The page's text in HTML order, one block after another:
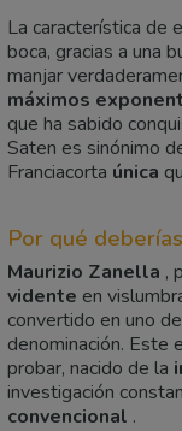
La característica de
boca, gracias a una
manjar
máximos
que ha sabido
Saten es sinónimo
Franciacorta única
Por qué
Maurizio Zanella ,
vidente en
convertido en uno
denominación. Este
probar, nacido de la
investigación
convencional .